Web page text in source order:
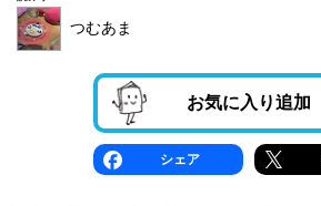
つむあま
お気に入り追加
シェア